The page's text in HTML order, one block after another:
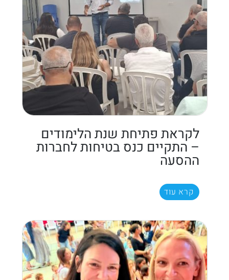
לקראת פתיחת שנת הלימודים
– התקיים כנס בטיחות לחברות
ההסעה
קרא עוד